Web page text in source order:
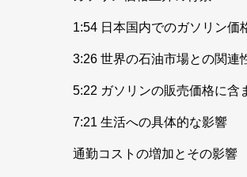
1:54 日本国内でのガソリン価
3:26 世界の石油市場との関連
5:22 ガソリンの販売価格に含
7:21 生活への具体的な影響
通勤コストの増加とその影響